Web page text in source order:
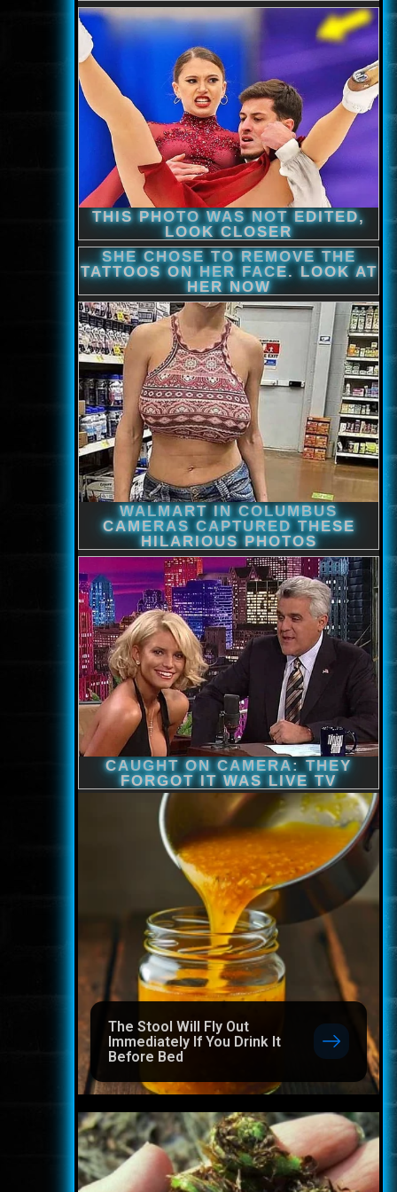
The Stool Will Fly Out
Immediately If You Drink It
Before Bed